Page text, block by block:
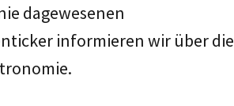
dagewesenen
informieren wir über die